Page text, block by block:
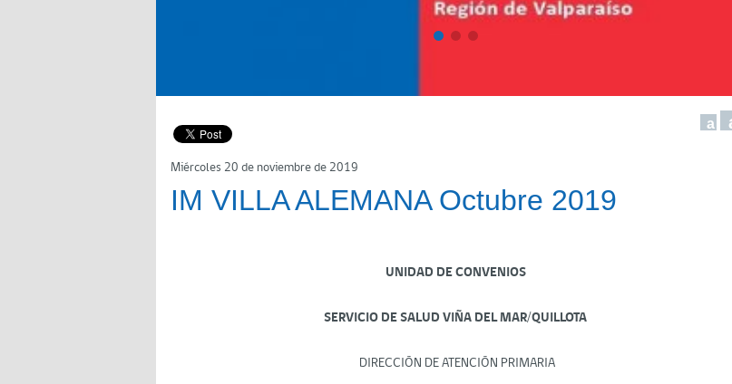
a
Miércoles 20 de noviembre de 2019
IM VILLA ALEMANA Octubre 2019
UNIDAD DE CONVENIOS
SERVICIO DE SALUD VIÑA DEL MAR/QUILLOTA
DIRECCIÓN DE ATENCIÓN PRIMARIA